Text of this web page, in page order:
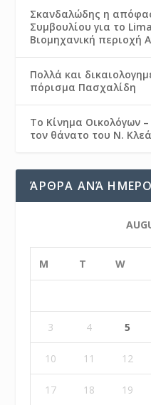
Σκανδαλώδης η
Συμβουλίου για το
Βιομηχανική περιοχή
Πολλά και
πόρισμα Πασχαλίδη
Το Κίνημα Οικολόγων
τον θάνατο του Ν.
ΆΡΘΡΑ ΑΝΆ
M T W
3 4 5
10 11 12
17 18 19